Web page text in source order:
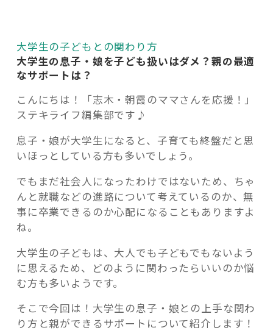
これからの暮らし 住み替え相談
記事検索
大学生の子どもとの関わり方
大学生の息子・娘を子ども扱いはダメ？親の最適
なサポートは？
こんにちは！「志木・朝霞のママさんを応援！」
ステキライフ編集部です♪
息子・娘が大学生になると、子育ても終盤だと思
いほっとしている方も多いでしょう。
でもまだ社会人になったわけではないため、ちゃ
んと就職などの進路について考えているのか、無
事に卒業できるのか心配になることもありますよ
ね。
大学生の子どもは、大人でも子どもでもないよう
に思えるため、どのように関わったらいいのか悩
む方も多いようです。
そこで今回は！大学生の息子・娘との上手な関わ
り方と親ができるサポートについて紹介します！